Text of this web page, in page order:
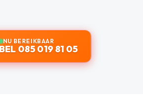
NU BEREIKBAAR
BEL 085 019 81 05